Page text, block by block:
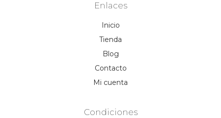
Enlaces
Inicio
Tienda
Blog
Contacto
Mi cuenta
Condiciones